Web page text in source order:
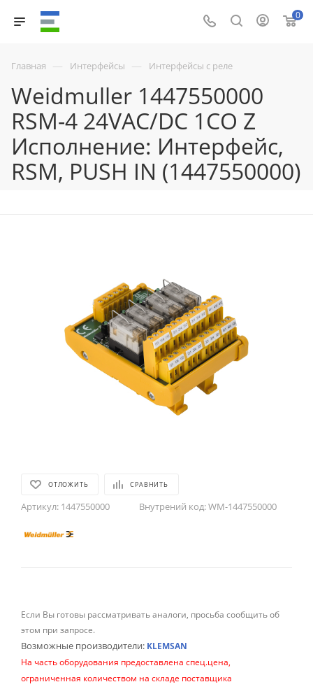
0
Главная — Интерфейсы — Интерфейсы с реле
Weidmuller 1447550000
RSM-4 24VAC/DC 1CO Z
Исполнение: Интерфейс,
RSM, PUSH IN (1447550000)
ОТЛОЖИТЬ СРАВНИТЬ
Артикул: 1447550000 Внутрений код:WM-1447550000
Если Вы готовы рассматривать аналоги, просьба сообщить об
этом при запросе.
Возможные производители: KLEMSAN
На часть оборудования предоставлена спец.цена,
ограниченная количеством на складе поставщика